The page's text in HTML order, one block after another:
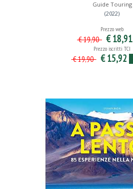
Guide Touring
(2022)
Prezzo web
€ 19,90 € 18,91
Prezzo iscritti TCI
€ 19,90 € 15,92